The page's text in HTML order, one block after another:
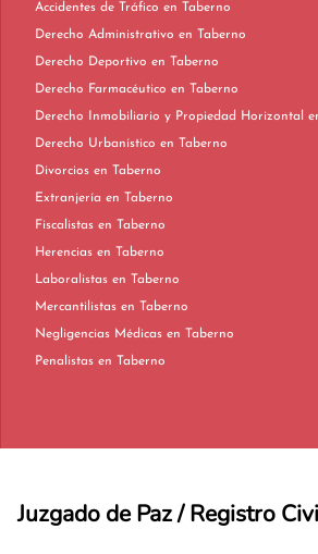
Accidentes de Tráfico en Taberno
Derecho Administrativo en Taberno
Derecho Deportivo en Taberno
Derecho Farmacéutico en Taberno
Derecho Urbanístico en Taberno
Divorcios en Taberno
Extranjería en Taberno
Fiscalistas en Taberno
Herencias en Taberno
Laboralistas en Taberno
Mercantilistas en Taberno
Negligencias Médicas en Taberno
Penalistas en Taberno
Juzgado de Paz / Registro